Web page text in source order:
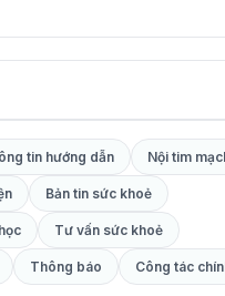
tin hướng dẫn Nội tim
Bản tin sức khoẻ
Tư vấn sức khoẻ
Thông báo Công tác